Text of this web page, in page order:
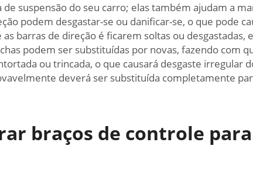
suspensão do seu carro; elas também ajudam a
podem desgastar-se ou danificar-se, o que pode
barras de direção é ficarem soltas ou
podem ser substituídas por novas, fazendo com
ou trincada, o que causará desgaste irregular
deverá ser substituída completamente
braços de controle